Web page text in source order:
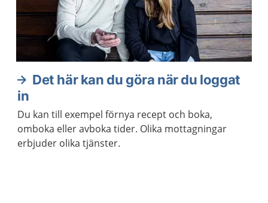
Det här kan du göra när du loggat
in
Du kan till exempel förnya recept och boka,
omboka eller avboka tider. Olika mottagningar
erbjuder olika tjänster.